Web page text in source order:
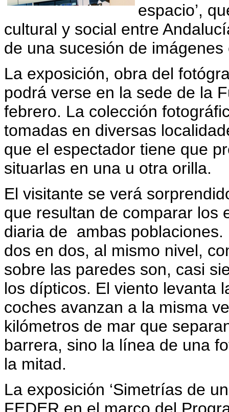
espacio’,
cultural y social entre
de una sucesión de
La exposición, obra del
podrá verse en la sede de la
febrero. La colección
tomadas en diversas
que el espectador tiene que
situarlas en una u otra orilla.
El visitante se verá
que resultan de comparar los
diaria de ambas
dos en dos, al mismo nivel,
sobre las paredes son, casi
los dípticos. El viento levanta
coches avanzan a la misma
kilómetros de mar que
barrera, sino la línea de una
la mitad.
La exposición ‘Simetrías de